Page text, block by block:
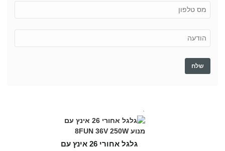
גלגל אחורי 26 אינץ עם